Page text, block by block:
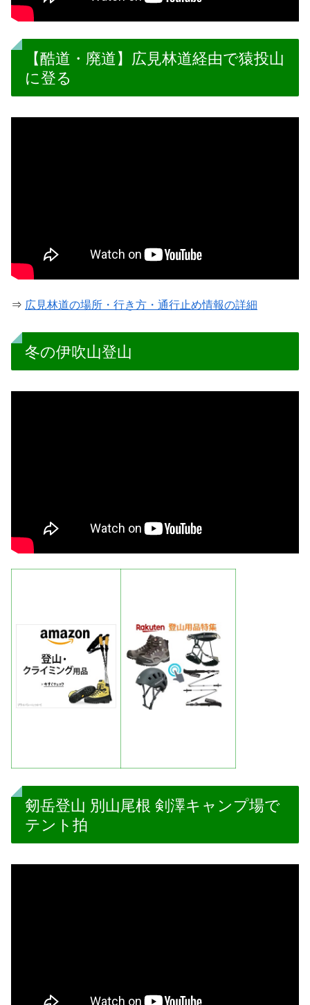
【酷道・廃道】広見林道経由で猿投山
に登る
⇒ 広見林道の場所・行き方・通行止め情報の詳細
冬の伊吹山登山
剱岳登山 別山尾根 剣澤キャンプ場で
テント拍